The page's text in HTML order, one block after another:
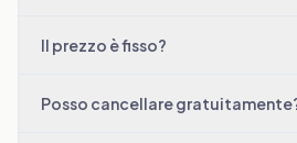
Il prezzo è fisso?
Posso cancellare